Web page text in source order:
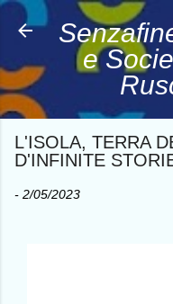
Passa
e
L'ISOLA, TERRA
D'INFINITE
- 2/05/2023